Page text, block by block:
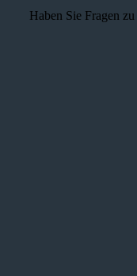
Haben Sie Fragen zu